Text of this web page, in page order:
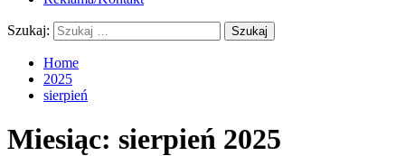
Szukaj:
Home
2025
sierpień
Miesiąc: sierpień 2025